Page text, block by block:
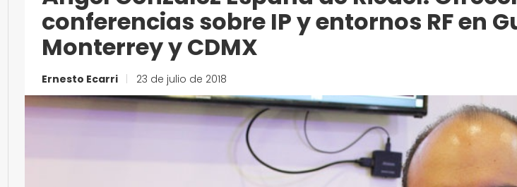
conferencias sobre IP y entornos RF en
Monterrey y CDMX
Ernesto Ecarri 23 de julio de 2018